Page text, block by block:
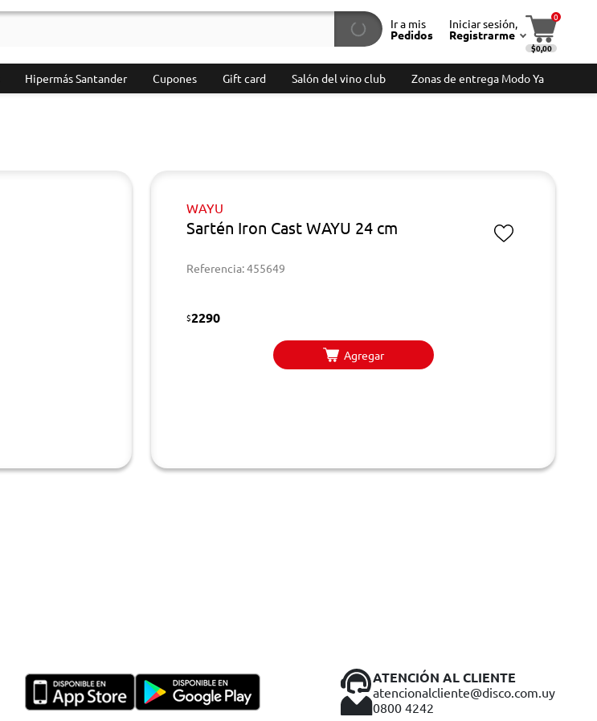
Ir a mis
Pedidos
Iniciar sesión,
Registrarme
0
$0,00
Hipermás Santander Cupones Gift card Salón del vino club Zonas de entrega Modo Ya
WAYU
Sartén Iron Cast WAYU 24 cm
Referencia: 455649
$2290
Agregar
ATENCIÓN AL CLIENTE
atencionalcliente@disco.com.uy
0800 4242